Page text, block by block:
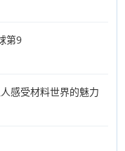
第9
感受材料世界的魅力